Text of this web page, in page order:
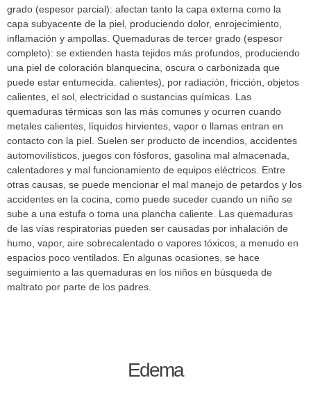
grado (espesor parcial): afectan tanto la capa externa como la
capa subyacente de la piel, produciendo dolor, enrojecimiento,
inflamación y ampollas. Quemaduras de tercer grado (espesor
completo): se extienden hasta tejidos más profundos, produciendo
una piel de coloración blanquecina, oscura o carbonizada que
puede estar entumecida. calientes), por radiación, fricción, objetos
calientes, el sol, electricidad o sustancias químicas. Las
quemaduras térmicas son las más comunes y ocurren cuando
metales calientes, líquidos hirvientes, vapor o llamas entran en
contacto con la piel. Suelen ser producto de incendios, accidentes
automovilísticos, juegos con fósforos, gasolina mal almacenada,
calentadores y mal funcionamiento de equipos eléctricos. Entre
otras causas, se puede mencionar el mal manejo de petardos y los
accidentes en la cocina, como puede suceder cuando un niño se
sube a una estufa o toma una plancha caliente. Las quemaduras
de las vías respiratorias pueden ser causadas por inhalación de
humo, vapor, aire sobrecalentado o vapores tóxicos, a menudo en
espacios poco ventilados. En algunas ocasiones, se hace
seguimiento a las quemaduras en los niños en búsqueda de
maltrato por parte de los padres.
Edema